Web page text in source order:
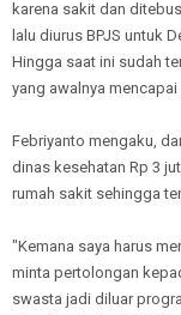
karena sakit dan
lalu diurus BPJS untuk
Hingga saat ini sudah
yang awalnya
Febriyanto mengaku,
dinas kesehatan Rp 3
rumah sakit sehingga
"Kemana saya harus
minta pertolongan
swasta jadi diluar